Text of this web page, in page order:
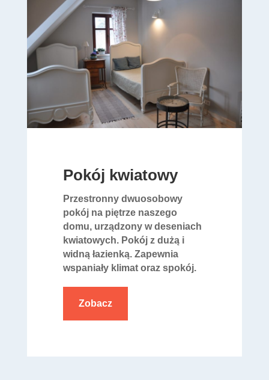
Pokój kwiatowy
Przestronny dwuosobowy
pokój na piętrze naszego
domu, urządzony w deseniach
kwiatowych. Pokój z dużą i
widną łazienką. Zapewnia
wspaniały klimat oraz spokój.
Zobacz